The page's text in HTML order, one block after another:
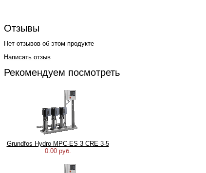
Отзывы
Нет отзывов об этом продукте
Написать отзыв
Рекомендуем посмотреть
Grundfos Hydro MPC-ES 3 CRE 3-5
0.00 руб.